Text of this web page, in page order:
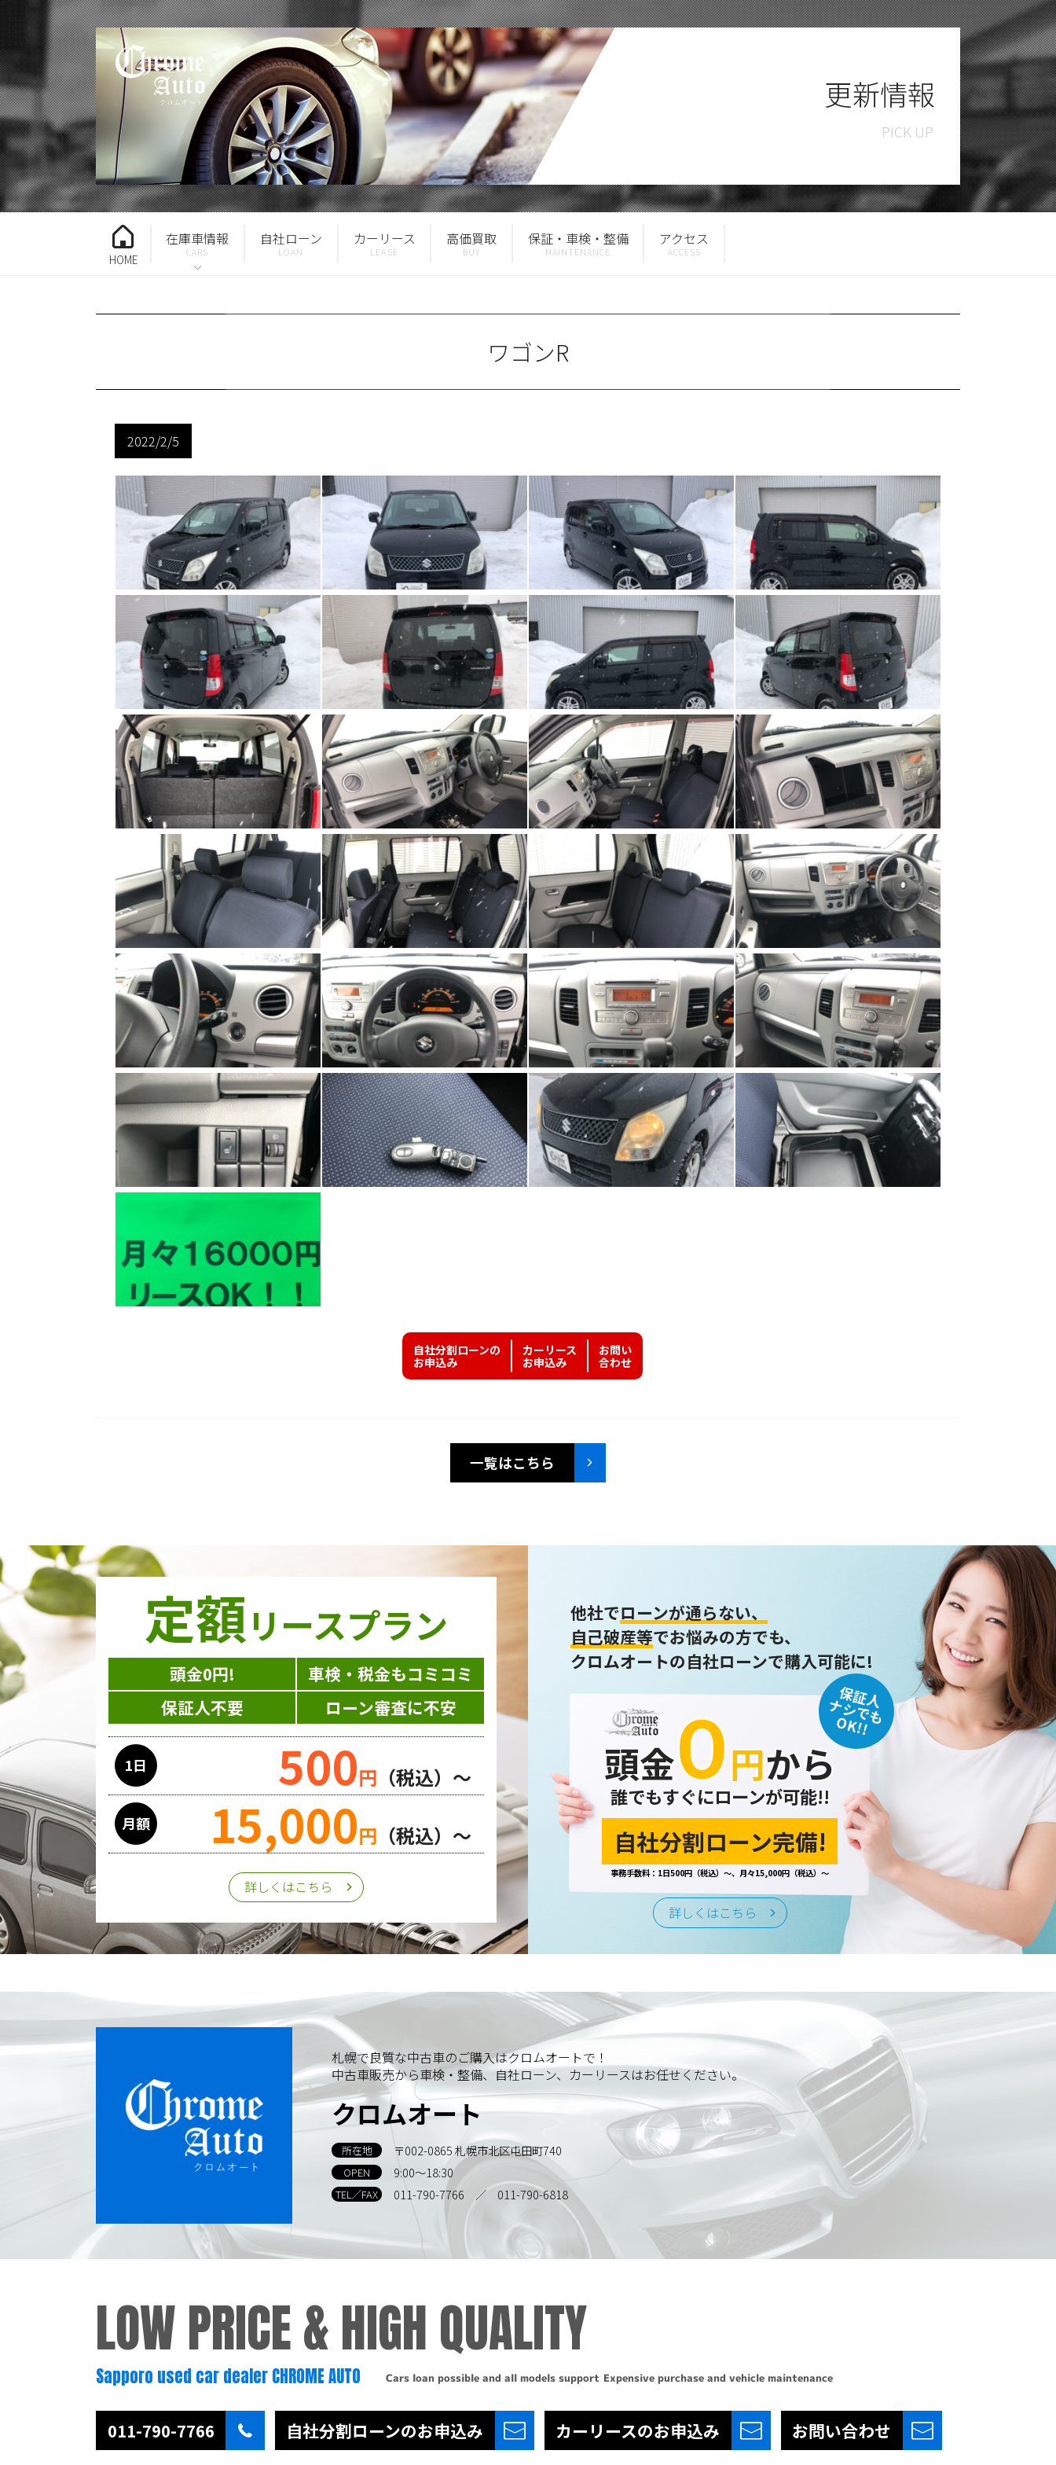
更新情報
HOME
在庫車情報 自社ローン カーリース 高価買取 保証・車検・整備 アクセス
ワゴンR
2022/2/5
自社分割ローンの
お申込み
カーリース
お申込み
お問い
合わせ
一覧はこちら
定額リースプラン
頭金0円!
車検・税金もコミコミ
保証人不要
ローン審査に不安
1日 500円 （税込）～
月額 15,000円 （税込）～
詳しくはこちら
他社でローンが通らない、
自己破産等でお悩みの方でも、
クロムオートの自社ローンで購入可能に!
保証人
ナシでも
OK!!
頭金０円から
誰でもすぐにローンが可能!!
自社分割ローン完備!
事務手数料：1日500円（税込）～、月々15,000円（税込）～
詳しくはこちら
札幌で良質な中古車のご購入はクロムオートで！
中古車販売から車検・整備、自社ローン、カーリースはお任せください。
クロムオート
所在地 〒002-0865 札幌市北区屯田町740
OPEN 9:00～18:30
TEL／FAX 011-790-7766 ／ 011-790-6818
LOW PRICE &HIGH QUALITY
Sapporo used car dealer CHROME AUTO Cars loan possible and all models support Expensive purchase and vehicle maintenance
011-790-7766 自社分割ローンのお申込み カーリースのお申込み お問い合わせ